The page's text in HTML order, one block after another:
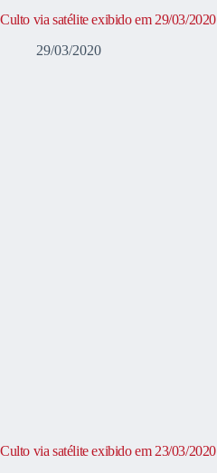
Culto via satélite exibido em 29/03/2020
29/03/2020
Culto via satélite exibido em 23/03/2020